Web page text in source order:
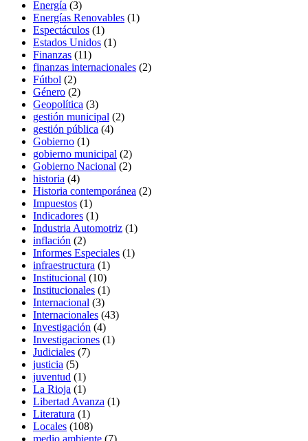
Energía (3)
Energías Renovables (1)
Espectáculos (1)
Estados Unidos (1)
Finanzas (11)
finanzas internacionales (2)
Fútbol (2)
Género (2)
Geopolítica (3)
gestión municipal (2)
gestión pública (4)
Gobierno (1)
gobierno municipal (2)
Gobierno Nacional (2)
historia (4)
Historia contemporánea (2)
Impuestos (1)
Indicadores (1)
Industria Automotriz (1)
inflación (2)
Informes Especiales (1)
infraestructura (1)
Institucional (10)
Institucionales (1)
Internacional (3)
Internacionales (43)
Investigación (4)
Investigaciones (1)
Judiciales (7)
justicia (5)
juventud (1)
La Rioja (1)
Libertad Avanza (1)
Literatura (1)
Locales (108)